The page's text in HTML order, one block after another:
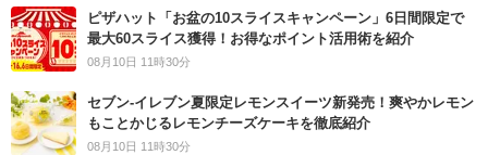
ピザハット「お盆の10スライスキャンペーン」6日間限定で
最大60スライス獲得！お得なポイント活用術を紹介
08月10日 11時30分
セブン‐イレブン夏限定レモンスイーツ新発売！爽やかレモン
もことかじるレモンチーズケーキを徹底紹介
08月10日 11時30分